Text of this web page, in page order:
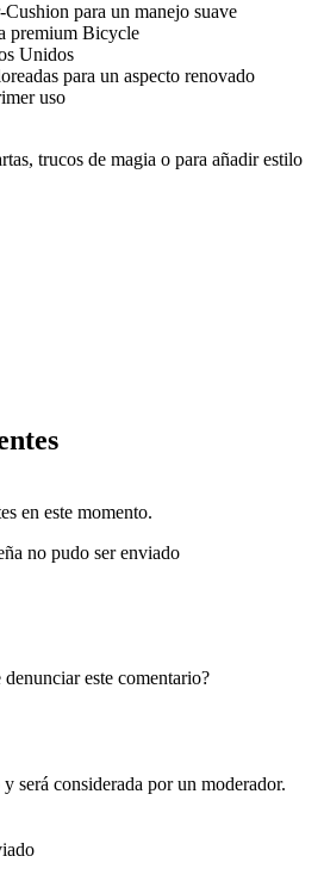
para un manejo suave
premium Bicycle
Unidos
para un aspecto renovado
uso
trucos de magia o para añadir estilo
en este momento.
no pudo ser enviado
este comentario?
será considerada por un moderador.